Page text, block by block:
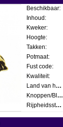
Beschikbaar:
Inhoud:
Kweker:
Hoogte:
Takken:
Potmaat:
Fust code:
Kwaliteit:
Land van herkomst:
Knoppen/Bloemen:
Rijpheidsstadium: